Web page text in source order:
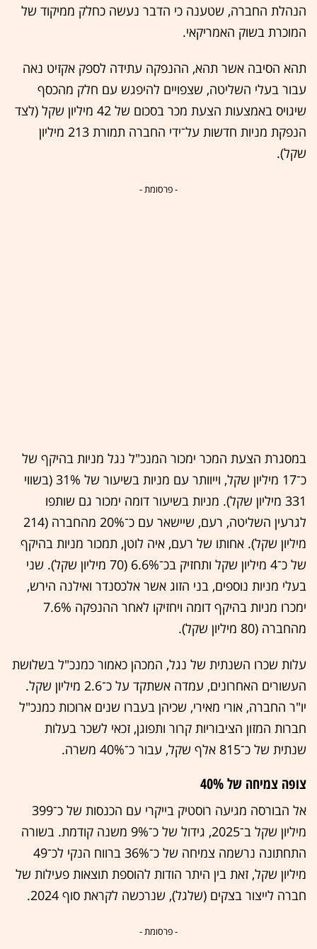
הנהלת החברה, שטענה כי הדבר נעשה כחלק ממיקוד של
המוכרת בשוק האמריקאי.
תהא הסיבה אשר תהא, ההנפקה עתידה לספק אקזיט נאה
עבור בעלי השליטה, שצפויים להיפגש עם חלק מהכסף
שיגויס באמצעות הצעת מכר בסכום של 42 מיליון שקל (לצד
הנפקת מניות חדשות על־ידי החברה תמורת 213 מיליון
שקל).
- פרסומת -
במסגרת הצעת המכר ימכור המנכ"ל נגל מניות בהיקף של
כ־17 מיליון שקל, וייוותר עם מניות בשיעור של 31% (בשווי
331 מיליון שקל). מניות בשיעור דומה ימכור גם שותפו
לגרעין השליטה, רעם, שיישאר עם כ־20% מהחברה (214
מיליון שקל). אחותו של רעם, איה לוטן, תמכור מניות בהיקף
של כ־4 מיליון שקל ותחזיק בכ־6.6% (70 מיליון שקל). שני
בעלי מניות נוספים, בני הזוג אשר אלכסנדר ואילנה הירש,
ימכרו מניות בהיקף דומה ויחזיקו לאחר ההנפקה 7.6%
מהחברה (80 מיליון שקל).
עלות שכרו השנתית של נגל, המכהן כאמור כמנכ"ל בשלושת
העשורים האחרונים, עמדה אשתקד על כ־2.6 מיליון שקל.
יו"ר החברה, אורי מאירי, שכיהן בעברו שנים ארוכות כמנכ"ל
חברות המזון הציבוריות קרור ותפוגן, זכאי לשכר בעלות
שנתית של כ־815 אלף שקל, עבור כ־40% משרה.
צופה צמיחה של 40%
אל הבורסה מגיעה רוסטיק בייקרי עם הכנסות של כ־399
מיליון שקל ב־2025, גידול של כ־9% משנה קודמת. בשורה
התחתונה נרשמה צמיחה של כ־36% ברווח הנקי לכ־49
מיליון שקל, זאת בין היתר הודות להוספת תוצאות פעילות של
חברה לייצור בצקים (שלגל), שנרכשה לקראת סוף 2024.
- פרסומת -